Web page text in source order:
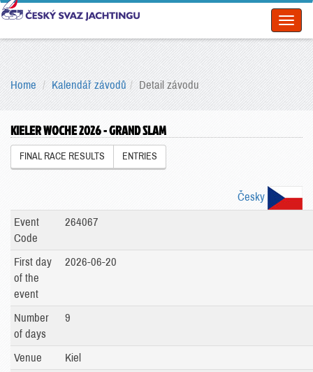
Home Kalendář závodů Detail závodu
KIELER WOCHE 2026 - GRAND SLAM
FINAL RACE RESULTS ENTRIES
Česky
Event
Code
264067
First day
of the
event
2026-06-20
Number
of days
9
Venue
Kiel